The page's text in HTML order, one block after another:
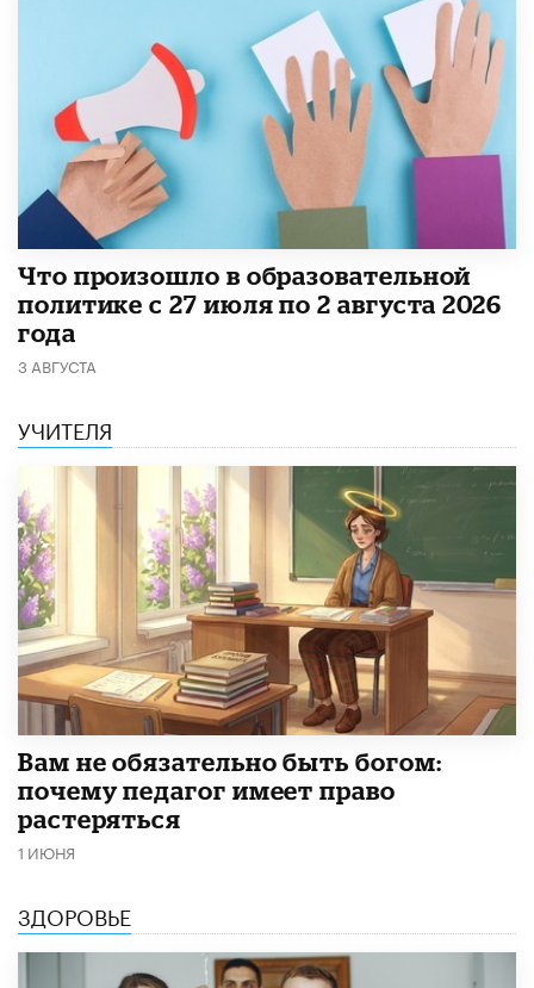
​Что произошло в образовательной
политике с 27 июля по 2 августа 2026
года
3 АВГУСТА
УЧИТЕЛЯ
​Вам не обязательно быть богом:
почему педагог имеет право
растеряться
1 ИЮНЯ
ЗДОРОВЬЕ